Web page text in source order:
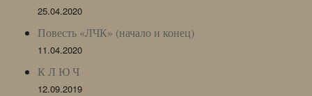
25.04.2020
Повесть «ЛЧК» (начало и конец)
11.04.2020
К Л Ю Ч
12.09.2019